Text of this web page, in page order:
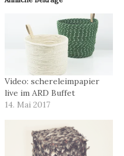
Video: schereleimpapier
live im ARD Buffet
14. Mai 2017